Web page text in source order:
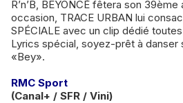
R’n’B, BEYONCÉ fêtera son
occasion, TRACE URBAN lui
SPÉCIALE avec un clip dédié
Lyrics spécial, soyez-prêt à danser
«Bey».
RMC Sport
(Canal+ / SFR / Vini)